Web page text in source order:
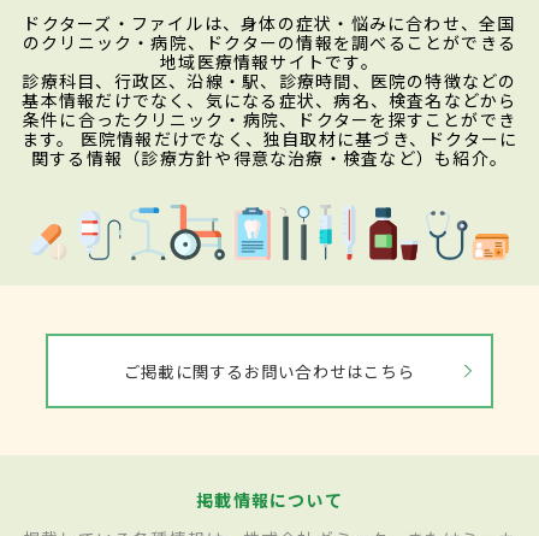
ドクターズ・ファイルは、身体の症状・悩みに合わせ、全国
のクリニック・病院、ドクターの情報を調べることができる
地域医療情報サイトです。
診療科目、行政区、沿線・駅、診療時間、医院の特徴などの
基本情報だけでなく、気になる症状、病名、検査名などから
条件に合ったクリニック・病院、ドクターを探すことができ
ます。 医院情報だけでなく、独自取材に基づき、ドクターに
関する情報（診療方針や得意な治療・検査など）も紹介。
ご掲載に関するお問い合わせはこちら
掲載情報について